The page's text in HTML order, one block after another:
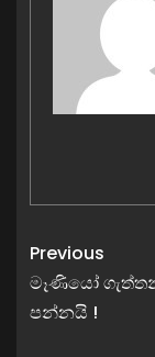
Previous
මෑණියෝ
පන්නයි !